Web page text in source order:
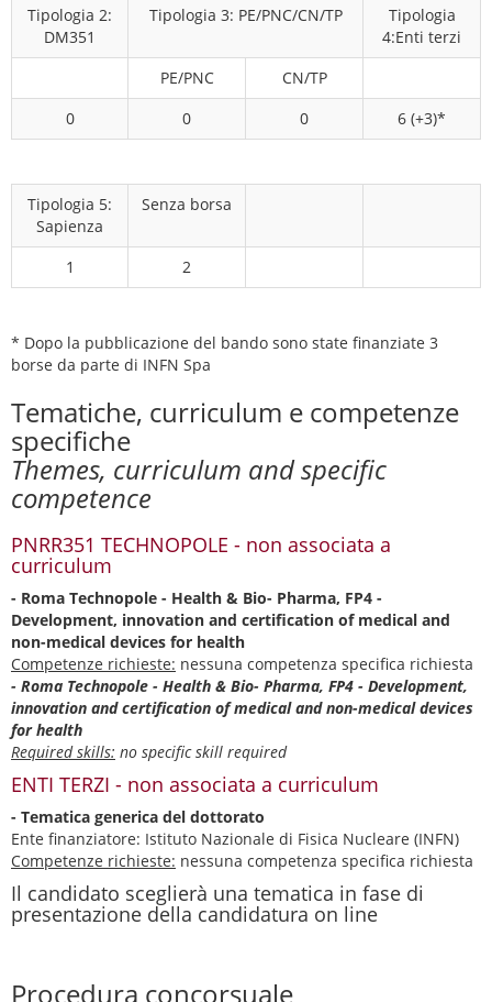
Tipologia 2:
DM351
Tipologia 3: PE/PNC/CN/TP
Tipologia
4:Enti terzi
PE/PNC
CN/TP
0
0 0 6 (+3)*
Tipologia 5:
Sapienza
Senza borsa
1 2
* Dopo la pubblicazione del bando sono state finanziate 3
borse da parte di INFN Spa
Tematiche, curriculum e competenze
specifiche
Themes, curriculum and specific
competence
PNRR351 TECHNOPOLE - non associata a
curriculum
- Roma Technopole - Health & Bio- Pharma, FP4 -
Development, innovation and certification of medical and
non-medical devices for health
Competenze richieste: nessuna competenza specifica richiesta
- Roma Technopole - Health & Bio- Pharma, FP4 - Development,
innovation and certification of medical and non-medical devices
for health
Required skills: no specific skill required
ENTI TERZI - non associata a curriculum
- Tematica generica del dottorato
Ente finanziatore: Istituto Nazionale di Fisica Nucleare (INFN)
Competenze richieste: nessuna competenza specifica richiesta
Il candidato sceglierà una tematica in fase di
presentazione della candidatura on line
Procedura concorsuale